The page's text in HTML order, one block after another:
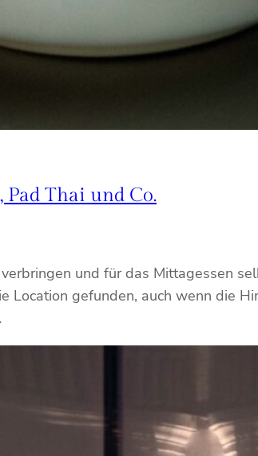
Pad Thai und Co.
und für das Mittagessen
Location gefunden, auch wenn die